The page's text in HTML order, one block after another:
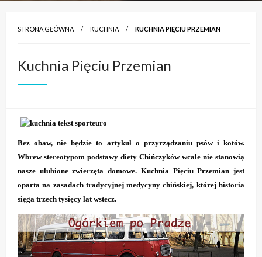
STRONA GŁÓWNA KUCHNIA KUCHNIA PIĘCIU PRZEMIAN
Kuchnia Pięciu Przemian
Bez obaw, nie będzie to artykuł o przyrządzaniu psów i kotów.
Wbrew stereotypom podstawy diety Chińczyków wcale nie stanowią
nasze ulubione zwierzęta domowe. Kuchnia Pięciu Przemian jest
oparta na zasadach tradycyjnej medycyny chińskiej, której historia
sięga trzech tysięcy lat wstecz.